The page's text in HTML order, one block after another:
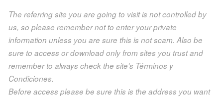
The referring site you are going to visit is not controlled by
us, so please remember not to enter your private
information unless you are sure this is not scam. Also be
sure to access or download only from sites you trust and
remember to always check the site's Términos y
Condiciones.
Before access please be sure this is the address you want